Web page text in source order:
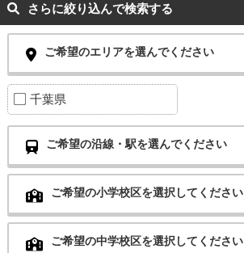
さらに絞り込んで検索する
ご希望のエリアを選んでください
千葉県
ご希望の沿線・駅を選んでください
ご希望の小学校区を選択してください
ご希望の中学校区を選択してください